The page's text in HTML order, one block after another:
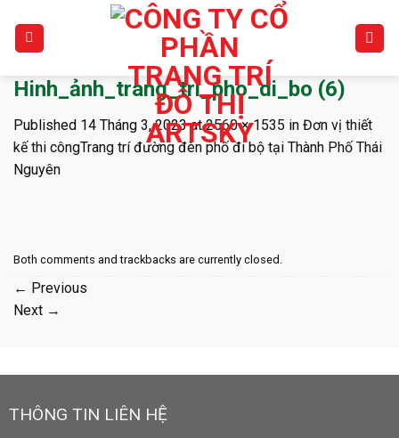
content
Hinh_ảnh_trang_tri_pho_di_bo (6)
Published 14 Tháng 3, 2023at2560 × 1535 in Đơn vị thiết
kế thi côngTrang trí đường đèn phố đi bộ tại Thành Phố Thái
Nguyên
Both comments and trackbacks are currently closed.
← Previous
Next →
THÔNG TIN LIÊN HỆ